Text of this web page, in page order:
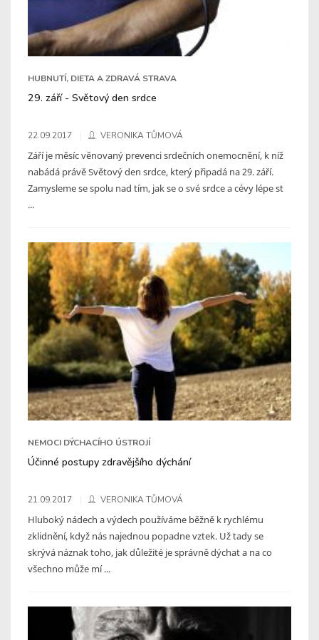
HUBNUTÍ, DIETA A ZDRAVÁ STRAVA
29. září - Světový den srdce
22.09.2017 VERONIKA TŮMOVÁ
Září je měsíc věnovaný prevenci srdečních onemocnění, k níž
nabádá právě Světový den srdce, který připadá na 29. září.
Zamysleme se spolu nad tím, jak se o své srdce a cévy lépe st
...
NEMOCI DÝCHACÍHO ÚSTROJÍ
Účinné postupy zdravějšího dýchání
21.09.2017 VERONIKA TŮMOVÁ
Hluboký nádech a výdech používáme běžně k rychlému
zklidnění, když nás najednou popadne vztek. Už tady se
skrývá náznak toho, jak důležité je správně dýchat a na co
všechno může mí ...